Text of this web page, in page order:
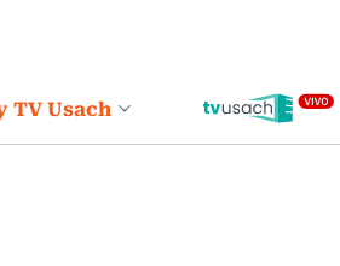
TV Usach